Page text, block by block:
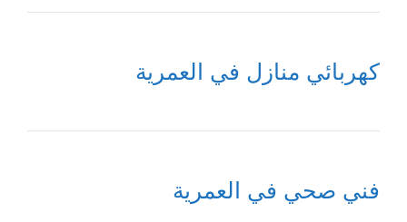
كهربائي منازل في العمرية
فني صحي في العمرية